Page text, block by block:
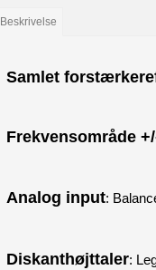
Beskrivelse
Samlet
Frekvensområde
Analog input:
Diskanthøjttaler: